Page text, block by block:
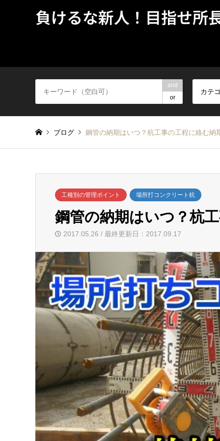
負けるな新人！目指せ所
and
or
カテ
ブログ 鋼管の納期はいつ？杭工事の工程に絡む納
工種別の管理ポイント 場所打コンクリート杭
鋼管の納期はいつ？杭
2017.05.26 / 最終更新日：2017.09.17